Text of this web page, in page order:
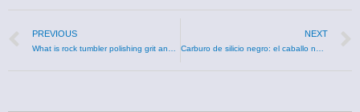
PREVIOUS NEXT